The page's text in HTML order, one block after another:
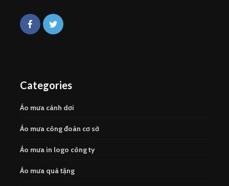
Categories
Áo mưa cánh dơi
Áo mưa công đoàn cơ sở
Áo mưa in logo công ty
Áo mưa quà tặng